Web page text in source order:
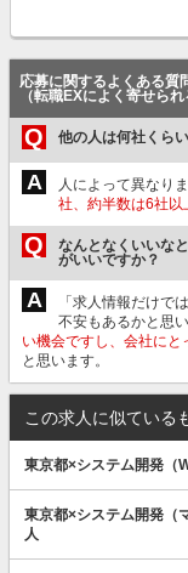
応募に関するよくある質
（転職EXによく寄せられ
Q 他の人は何社くら
A 人によって異なりま
社、約半数は6社以
Q
なんとなくいいな
がいいですか？
A
「求人情報だけで
不安もあるかと思い
い機会ですし、会社に
と思います。
この求人に似ている
東京都×システム開発（
東京都×システム開発（
人